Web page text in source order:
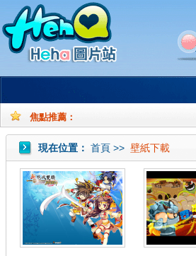
焦點推薦：
妇
摄
影
妇
写
真
現在位置： 首頁 >> 壁紙下載